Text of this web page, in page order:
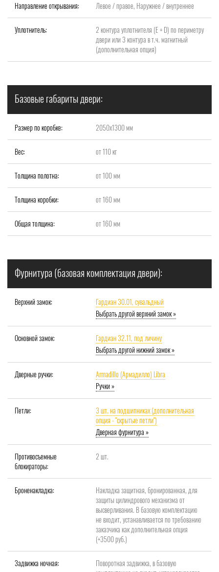
Направление открывания: Левое / правое, Наружнее / внутреннее
Уплотнитель:
2 контура уплотнителя (Е + D) по периметру
двери или 3 контура в т.ч. магнитный
(дополнительная опция)
Базовые габариты двери:
Размер по коробке: 2050х1300 мм
Вес: от 110 кг
Толщина полотна: от 100 мм
Толщина коробки: от 160 мм
Общая толщина: от 160 мм
Фурнитура (базовая комплектация двери):
Верхний замок:
Гардиан 30.01, сувальдный
Выбрать другой верхний замок »
Основной замок:
Гардиан 32.11, под личину
Выбрать другой нижний замок »
Дверные ручки:
Armadillo (Армадилло) Libra
Ручки »
Петли:
3 шт. на подшипниках (дополнительная
опция - "скрытые петли")
Дверная фурнитура »
Противосъемные
блокираторы:
2 шт.
Броненакладка:
Накладка защитная, бронированная, для
защиты цилиндрового механизма от
высверливания. В базовую комплектацию
не входит, устанавливается по требованию
заказчика как дополнительная опция
(+3500 руб.)
Задвижка ночная:
Поворотная задвижка, в базовую